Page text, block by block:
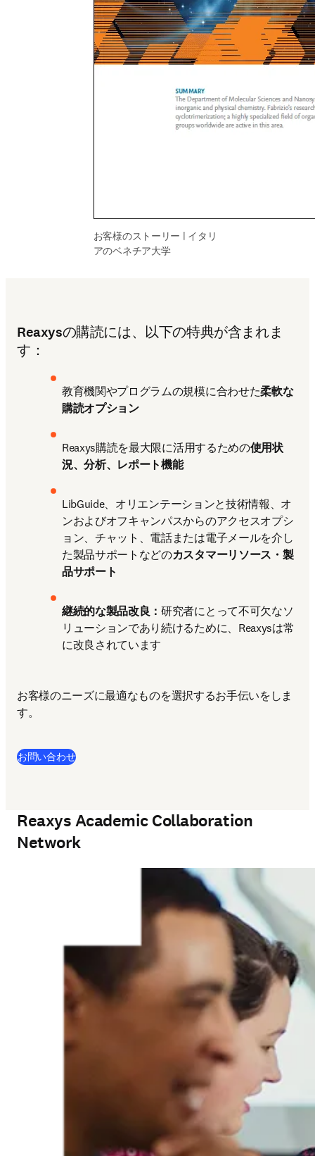
お客様のストーリー | イタリ
アのベネチア大学
Reaxysの購読には、以下の特典が含まれま
す：
教育機関やプログラムの規模に合わせた柔軟な
購読オプション
Reaxys購読を最大限に活用するための使用状
況、分析、レポート機能
LibGuide、オリエンテーションと技術情報、オ
ンおよびオフキャンパスからのアクセスオプシ
ョン、チャット、電話または電子メールを介し
た製品サポートなどのカスタマーリソース・製
品サポート
継続的な製品改良：研究者にとって不可欠なソ
リューションであり続けるために、Reaxysは常
に改良されています
お客様のニーズに最適なものを選択するお手伝いをしま
す。
お問い合わせ
Reaxys Academic Collaboration
Network